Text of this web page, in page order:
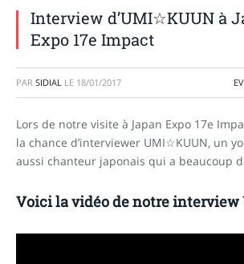
Interview d’UMI☆KUUN à
Expo 17e Impact
PAR SIDIAL LE 18/01/2017
Lors de notre visite à Japan Expo 17e
la chance d’interviewer UMI☆KUUN, un
aussi chanteur japonais qui a beaucoup
Voici la vidéo de notre